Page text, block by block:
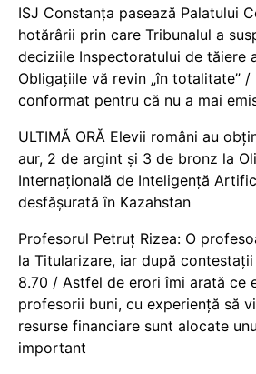
ISJ Constanța pasează Palatului
hotărârii prin care Tribunalul a
deciziile Inspectoratului de tăiere
Obligațiile vă revin „în totalitate” /
conformat pentru că nu a mai
ULTIMĂ ORĂ Elevii români au
aur, 2 de argint și 3 de bronz la
Internațională de Inteligență
desfășurată în Kazahstan
Profesorul Petruț Rizea: O
la Titularizare, iar după
8.70 / Astfel de erori îmi arată ce
profesorii buni, cu experiență să
resurse financiare sunt alocate
important